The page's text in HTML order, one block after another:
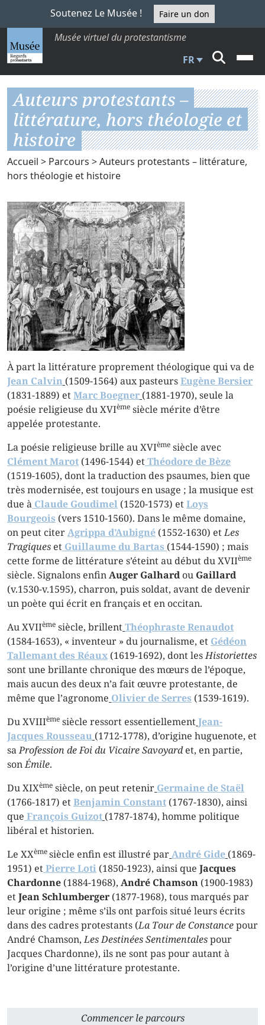
Soutenez Le Musée ! Faire un don
Musée virtuel du protestantisme
FR
Auteurs protestants –
littérature, hors théologie et
histoire
Accueil > Parcours > Auteurs protestants – littérature,
hors théologie et histoire
À part la littérature proprement théologique qui va de
Jean Calvin (1509-1564) aux pasteursEugène Bersier
(1831-1889) etMarc Boegner (1881-1970), seule la
poésie religieuse du XVIème siècle mérite d’être
appelée protestante.
La poésie religieuse brille au XVIème siècle avec
Clément Marot (1496-1544) etThéodore de Bèze
(1519-1605), dont la traduction des psaumes, bien que
très modernisée, est toujours en usage ; la musique est
due à Claude Goudimel (1520-1573) etLoys
Bourgeois (vers 1510-1560). Dans le même domaine,
on peut citerAgrippa d’Aubigné (1552-1630) etLes
Tragiques et Guillaume du Bartas (1544-1590) ; mais
cette forme de littérature s’éteint au début du XVIIème
siècle. Signalons enfinAuger Galhard ou Gaillard
(v.1530-v.1595), charron, puis soldat, avant de devenir
un poète qui écrit en français et en occitan.
Au XVIIème siècle, brillentThéophraste Renaudot
(1584-1653), « inventeur » du journalisme, et Gédéon
Tallemant des Réaux (1619-1692), dont lesHistoriettes
sont une brillante chronique des mœurs de l’époque,
mais aucun des deux n’a fait œuvre protestante, de
même que l’agronome Olivier de Serres (1539-1619).
Du XVIIIème siècle ressort essentiellement Jean-
Jacques Rousseau (1712-1778), d’origine huguenote, et
saProfession de Foi du Vicaire Savoyardet, en partie,
sonÉmile.
Du XIXème siècle, on peut retenir Germaine de Staël
(1766-1817) etBenjamin Constant (1767-1830), ainsi
que François Guizot (1787-1874), homme politique
libéral et historien.
Le XXèmesiècle enfin est illustré parAndré Gide (1869-
1951) etPierre Loti (1850-1923), ainsi que Jacques
Chardonne (1884-1968), André Chamson (1900-1983)
etJean Schlumberger (1877-1968), tous marqués par
leur origine ; même s’ils ont parfois situé leurs écrits
dans des cadres protestants (La Tour de Constancepour
André Chamson,Les Destinées Sentimentalespour
Jacques Chardonne), ils ne sont pas pour autant à
l’origine d’une littérature protestante.
Commencer le parcours